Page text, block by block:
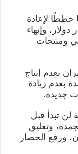
خططًا لإعادة
لا تقل عن 300 مليار دولار، وإنهاء
ومنتجات
بعدم إنتاج
بعدم زيادة
جديدة.
لن تبدأ قبل
وتعليق
ورفع الحصار